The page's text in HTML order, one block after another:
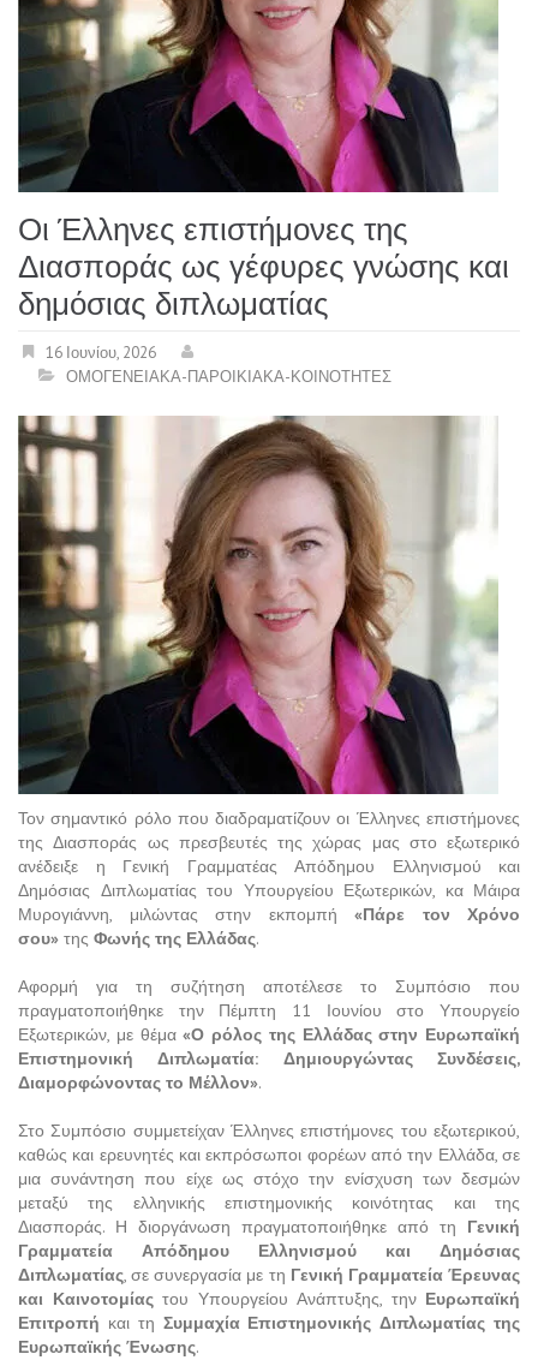
Οι Έλληνες επιστήμονες της
Διασποράς ως γέφυρες γνώσης και
δημόσιας διπλωματίας
16 Ιουνίου, 2026
ΟΜΟΓΕΝΕΙΑΚΑ-ΠΑΡΟΙΚΙΑΚΑ-ΚΟΙΝΟΤΗΤΕΣ
Τον σημαντικό ρόλο που διαδραματίζουν οι Έλληνες επιστήμονες
της Διασποράς ως πρεσβευτές της χώρας μας στο εξωτερικό
ανέδειξε η Γενική Γραμματέας Απόδημου Ελληνισμού και
Δημόσιας Διπλωματίας του Υπουργείου Εξωτερικών, κα Μάιρα
Μυρογιάννη, μιλώντας στην εκπομπή «Πάρε τον Χρόνο
σου» της Φωνής της Ελλάδας.
Αφορμή για τη συζήτηση αποτέλεσε το Συμπόσιο που
πραγματοποιήθηκε την Πέμπτη 11 Ιουνίου στο Υπουργείο
Εξωτερικών, με θέμα«Ο ρόλος της Ελλάδας στην Ευρωπαϊκή
Επιστημονική Διπλωματία: Δημιουργώντας Συνδέσεις,
Διαμορφώνοντας το Μέλλον».
Στο Συμπόσιο συμμετείχαν Έλληνες επιστήμονες του εξωτερικού,
καθώς και ερευνητές και εκπρόσωποι φορέων από την Ελλάδα, σε
μια συνάντηση που είχε ως στόχο την ενίσχυση των δεσμών
μεταξύ της ελληνικής επιστημονικής κοινότητας και της
Διασποράς. Η διοργάνωση πραγματοποιήθηκε από τη Γενική
Γραμματεία Απόδημου Ελληνισμού και Δημόσιας
Διπλωματίας, σε συνεργασία με τη Γενική Γραμματεία Έρευνας
και Καινοτομίαςτου Υπουργείου Ανάπτυξης, την Ευρωπαϊκή
Επιτροπή και τη Συμμαχία Επιστημονικής Διπλωματίας της
Ευρωπαϊκής Ένωσης.